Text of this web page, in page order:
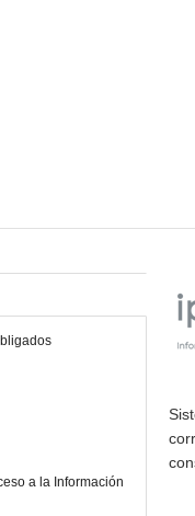
a la Información